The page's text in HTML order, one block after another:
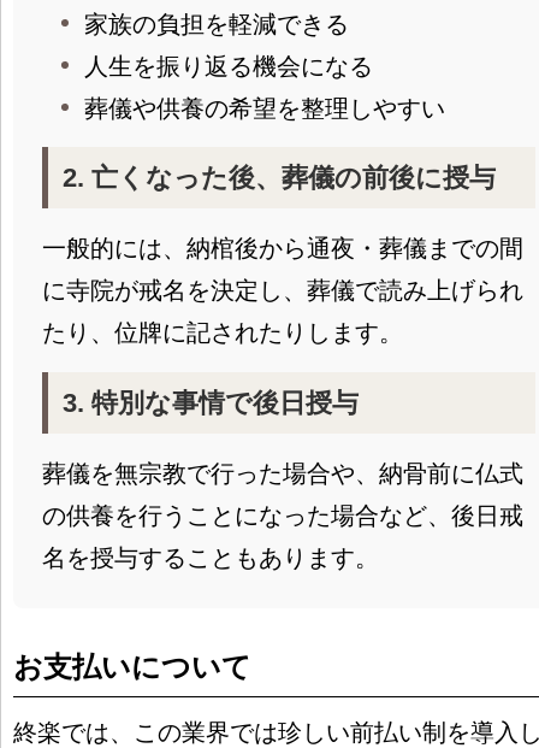
家族の負担を軽減できる
人生を振り返る機会になる
葬儀や供養の希望を整理しやすい
2. 亡くなった後、葬儀の前後に授与
一般的には、納棺後から通夜・葬儀までの間
に寺院が戒名を決定し、葬儀で読み上げられ
たり、位牌に記されたりします。
3. 特別な事情で後日授与
葬儀を無宗教で行った場合や、納骨前に仏式
の供養を行うことになった場合など、後日戒
名を授与することもあります。
お支払いについて
終楽では、この業界では珍しい前払い制を導入